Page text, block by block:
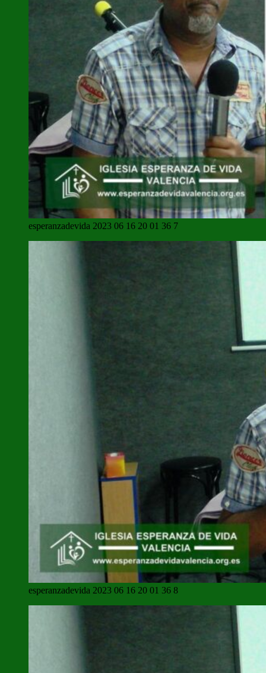
esperanzadevida 2023 06 16 20 01 36 7
esperanzadevida 2023 06 16 20 01 36 8